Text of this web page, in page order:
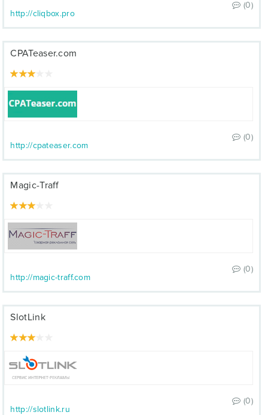
(0)
http://cliqbox.pro
CPATeaser.com
(0)
http://cpateaser.com
Magic-Traff
(0)
http://magic-traff.com
SlotLink
(0)
http://slotlink.ru